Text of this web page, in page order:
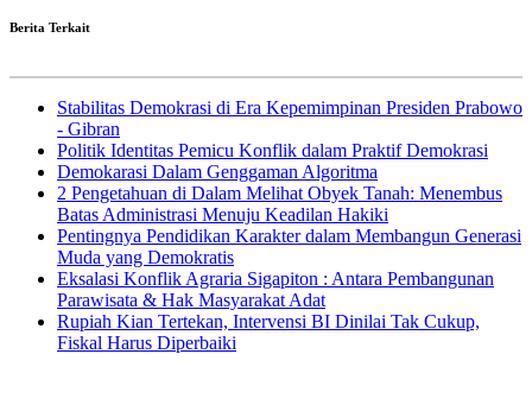
Berita Terkait
Stabilitas Demokrasi di Era Kepemimpinan Presiden Prabowo
- Gibran
Politik Identitas Pemicu Konflik dalam Praktif Demokrasi
Demokarasi Dalam Genggaman Algoritma
2 Pengetahuan di Dalam Melihat Obyek Tanah: Menembus
Batas Administrasi Menuju Keadilan Hakiki
Pentingnya Pendidikan Karakter dalam Membangun Generasi
Muda yang Demokratis
Eksalasi Konflik Agraria Sigapiton : Antara Pembangunan
Parawisata & Hak Masyarakat Adat
Rupiah Kian Tertekan, Intervensi BI Dinilai Tak Cukup,
Fiskal Harus Diperbaiki